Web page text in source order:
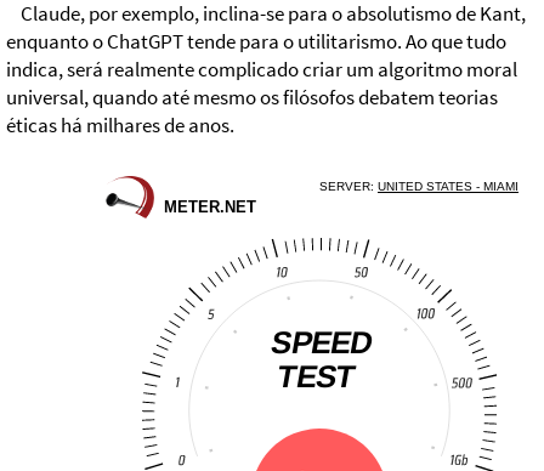
Claude, por exemplo, inclina-se para o absolutismo de Kant,
enquanto o ChatGPT tende para o utilitarismo. Ao que tudo
indica, será realmente complicado criar um algoritmo moral
universal, quando até mesmo os filósofos debatem teorias
éticas há milhares de anos.